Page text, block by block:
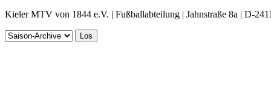
Kieler MTV von 1844 e.V. | Fußballabteilung | Jahnstraße 8a | D-